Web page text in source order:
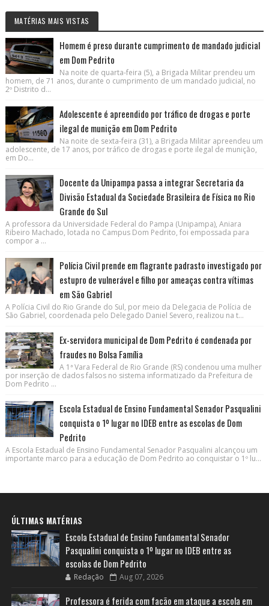
MATÉRIAS MAIS VISTAS
Homem é preso durante cumprimento de mandado judicial
em Dom Pedrito
Na noite de quarta-feira (5), a Brigada Militar prendeu um
homem, de 71 anos, durante o cumprimento de um mandado judicial, no
2º Distrito d...
Adolescente é apreendido por tráfico de drogas e porte
ilegal de munição em Dom Pedrito
Na noite de sexta-feira (31), a Brigada Militar apreendeu um
adolescente, de 17 anos, por tráfico de drogas e porte ilegal de munição,
em Do...
Docente da Unipampa passa a integrar Secretaria da
Divisão Estadual da Sociedade Brasileira de Física no Rio
Grande do Sul
A professora da Universidade Federal do Pampa (Unipampa), Aniara
Ribeiro Machado, lotada no Campus Dom Pedrito, foi empossada para
compor a ...
Polícia Civil prende em flagrante padrasto investigado por
estupro de vulnerável e filho por ameaças contra vítimas
em São Gabriel
A Polícia Civil do Rio Grande do Sul, por meio da Delegacia de Polícia de
São Gabriel, coordenada pelo Delegado Daniel Severo, realizou na t...
Ex-servidora municipal de Dom Pedrito é condenada por
fraudes no Bolsa Família
A 1ª Vara Federal de Rio Grande (RS) condenou uma mulher
por inserção de dados falsos no sistema informatizado da Prefeitura de
Dom Pedrito ...
Escola Estadual de Ensino Fundamental Senador Pasqualini
conquista o 1º lugar no IDEB entre as escolas de Dom
Pedrito
A Escola Estadual de Ensino Fundamental Senador Pasqualini alcançou um
importante marco para a educação de Dom Pedrito ao conquistar o 1º lu...
ÚLTIMAS MATÉRIAS
Escola Estadual de Ensino Fundamental Senador
Pasqualini conquista o 1º lugar no IDEB entre as
escolas de Dom Pedrito
Redação Aug 07, 2026
Professora é ferida com facão em ataque a escola em